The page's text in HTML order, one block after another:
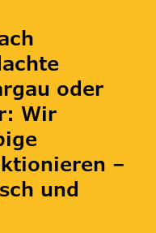
oder
Wir
–
und